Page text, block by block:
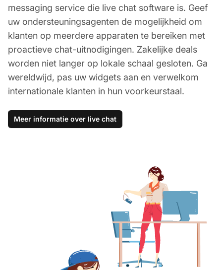
messaging service die live chat software is. Geef
uw ondersteuningsagenten de mogelijkheid om
klanten op meerdere apparaten te bereiken met
proactieve chat-uitnodigingen. Zakelijke deals
worden niet langer op lokale schaal gesloten. Ga
wereldwijd, pas uw widgets aan en verwelkom
internationale klanten in hun voorkeurstaal.
Meer informatie over live chat